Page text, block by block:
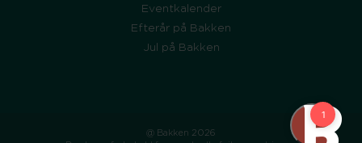
Eventkalender
Efterår på Bakken
Jul på Bakken
@ Bakken 2026